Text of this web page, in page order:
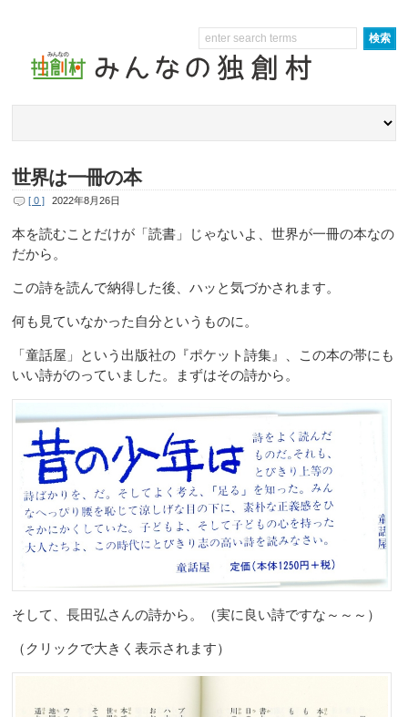
世界は一冊の本
[ 0 ] 2022年8月26日
本を読むことだけが「読書」じゃないよ、世界が一冊の本なの
だから。
この詩を読んで納得した後、ハッと気づかされます。
何も見ていなかった自分というものに。
「童話屋」という出版社の『ポケット詩集』、この本の帯にも
いい詩がのっていました。まずはその詩から。
そして、長田弘さんの詩から。（実に良い詩ですな～～～）
（クリックで大きく表示されます）